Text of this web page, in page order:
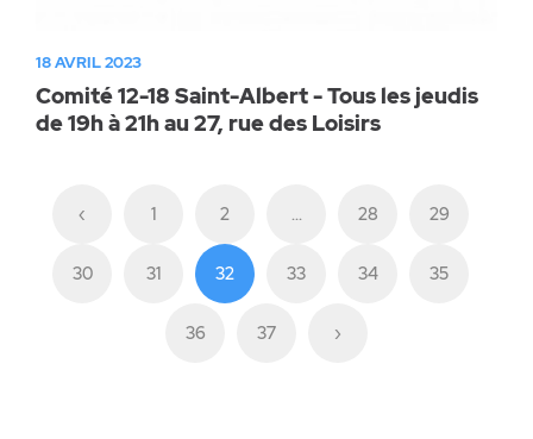
18 AVRIL 2023
Comité 12-18 Saint-Albert - Tous les jeudis
de 19h à 21h au 27, rue des Loisirs
‹ 1 2 ... 28 29
30 31 32 33 34 35
36 37 ›